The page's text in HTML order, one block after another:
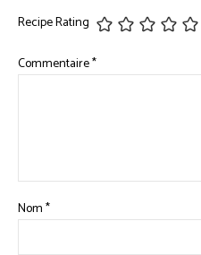
Recipe Rating
Commentaire*
Nom*